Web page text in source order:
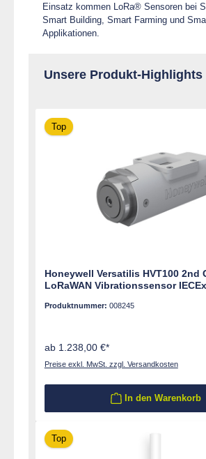
Einsatz kommen LoRa® Sensoren bei
Smart Building, Smart Farming und
Applikationen.
Unsere Produkt-Highlights
Top
Honeywell Versatilis HVT100 2nd
LoRaWAN Vibrationssensor
Produktnummer: 008245
ab 1.238,00 €*
Preise exkl. MwSt. zzgl. Versandkosten
In den Warenkorb
Top